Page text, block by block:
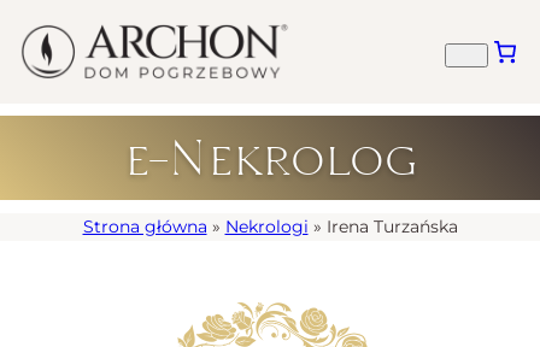
e-Nekrolog
Strona główna » Nekrologi » Irena Turzańska